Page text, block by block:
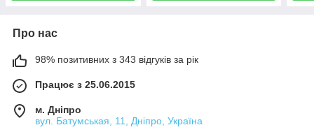
Про нас
98% позитивних з 343 відгуків за рік
Працює з 25.06.2015
м. Дніпро
вул. Батумськая, 11, Дніпро, Україна